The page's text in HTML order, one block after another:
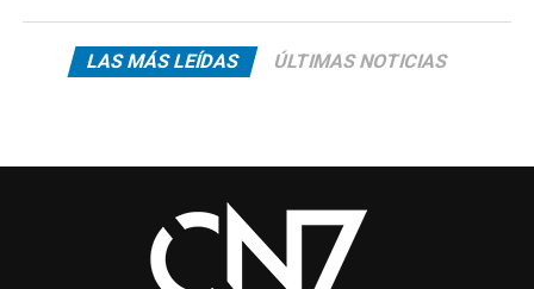
LAS MÁS LEÍDAS ÚLTIMAS NOTICIAS